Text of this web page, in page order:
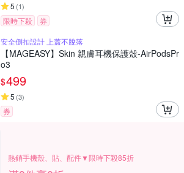
5 (1)
限時下殺
券
安全倒扣設計 上蓋不脫落
【MAGEASY】Skin 親膚耳機保護殼-AirPodsPr
o3
$499
5 (3)
券
熱銷手機殼、貼、配件▼限時下殺85折